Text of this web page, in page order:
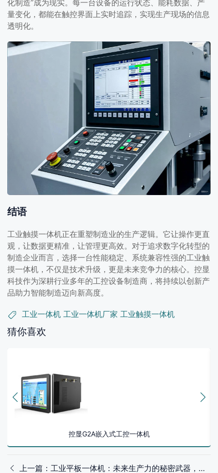
化制造”成为现实。每一台设备的运行状态、能耗数据、产
量变化，都能在触控界面上实时追踪，实现生产现场的信息
透明化。
结语
工业触摸一体机正在重塑制造业的生产逻辑。它让操作更直
观，让数据更精准，让管理更高效。对于追求数字化转型的
制造企业而言，选择一台性能稳定、系统兼容性强的工业触
摸一体机，不仅是技术升级，更是未来竞争力的核心。控显
科技作为深耕行业多年的工控设备制造商，将持续以创新产
品助力智能制造迈向新高度。
工业一体机 工业一体机厂家 工业触摸一体机
猜你喜欢
控显G2A嵌入式工控一体机
上一篇：工业平板一体机：未来生产力的秘密武器，竟然比你想象的更强！